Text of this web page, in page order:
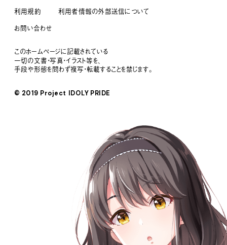
利用規約
利用者情報の外部送信について
お問い合わせ
このホームページに記載されている
一切の文書・写真・イラスト等を、
手段や形態を問わず複写・転載することを禁じます。
© 2019 Project IDOLY PRIDE